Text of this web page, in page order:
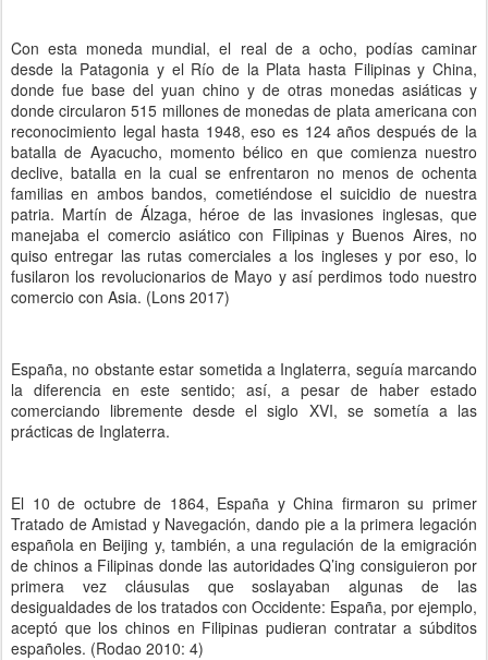
Con esta moneda mundial, el real de a ocho, podías caminar
desde la Patagonia y el Río de la Plata hasta Filipinas y China,
donde fue base del yuan chino y de otras monedas asiáticas y
donde circularon 515 millones de monedas de plata americana con
reconocimiento legal hasta 1948, eso es 124 años después de la
batalla de Ayacucho, momento bélico en que comienza nuestro
declive, batalla en la cual se enfrentaron no menos de ochenta
familias en ambos bandos, cometiéndose el suicidio de nuestra
patria. Martín de Álzaga, héroe de las invasiones inglesas, que
manejaba el comercio asiático con Filipinas y Buenos Aires, no
quiso entregar las rutas comerciales a los ingleses y por eso, lo
fusilaron los revolucionarios de Mayo y así perdimos todo nuestro
comercio con Asia. (Lons 2017)
España, no obstante estar sometida a Inglaterra, seguía marcando
la diferencia en este sentido; así, a pesar de haber estado
comerciando libremente desde el siglo XVI, se sometía a las
prácticas de Inglaterra.
El 10 de octubre de 1864, España y China firmaron su primer
Tratado de Amistad y Navegación, dando pie a la primera legación
española en Beijing y, también, a una regulación de la emigración
de chinos a Filipinas donde las autoridades Q’ing consiguieron por
primera vez cláusulas que soslayaban algunas de las
desigualdades de los tratados con Occidente: España, por ejemplo,
aceptó que los chinos en Filipinas pudieran contratar a súbditos
españoles. (Rodao 2010: 4)